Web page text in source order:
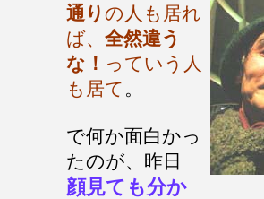
通り の人も居れ
ば、 全然違う
な！ っていう人
も居て 。
で何か面白かっ
たのが、昨日
顔見ても分か